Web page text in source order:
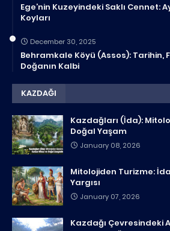
Ege’nin Kuzeyindeki Saklı Cennet:
Koyları
December 30, 2025
Behramkale Köyü (Assos): Tarihin,
Doğanın Kalbi
KAZDAĞI
Kazdağları (İda):
Doğal Yaşam
January 08, 2026
Mitolojiden Turizme:
Yargısı
January 07, 2026
Kazdağı Çevresindeki